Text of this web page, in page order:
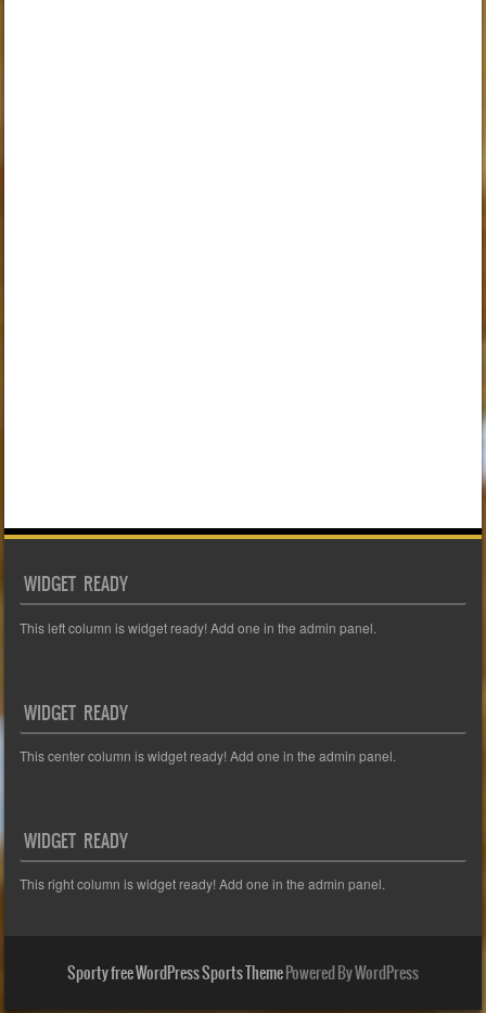
WIDGET READY
This left column is widget ready! Add one in the admin panel.
WIDGET READY
This center column is widget ready! Add one in the admin panel.
WIDGET READY
This right column is widget ready! Add one in the admin panel.
Sporty free WordPress Sports ThemePowered By WordPress